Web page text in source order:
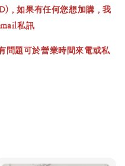
，如果有任何您想加購，我
私訊
問題可於營業時間來電或私